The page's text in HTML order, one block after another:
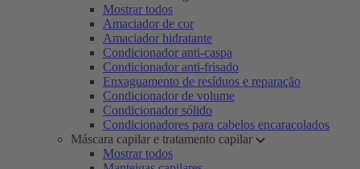
Mostrar todos
Amaciador de cor
Amaciador hidratante
Condicionador anti-caspa
Condicionador anti-frisado
Enxaguamento de resíduos e reparação
Condicionador de volume
Condicionador sólido
Condicionadores para cabelos encaracolados
Máscara capilar e tratamento capilar
Mostrar todos